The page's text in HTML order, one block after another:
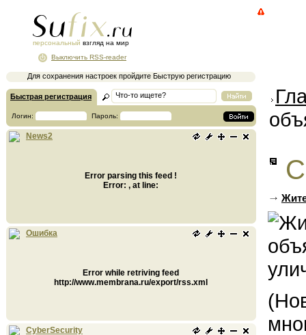
персональный взгляд на мир
Для сохранения настроек пройдите Быструю регистрацию
Выключить RSS-reader
Быстрая регистрация
Логин: Пароль:
News2
Error parsing this feed !
Error: , at line:
Ошибка
Error while retriving feed
http://www.membrana.ru/export/rss.xml
CyberSecurity